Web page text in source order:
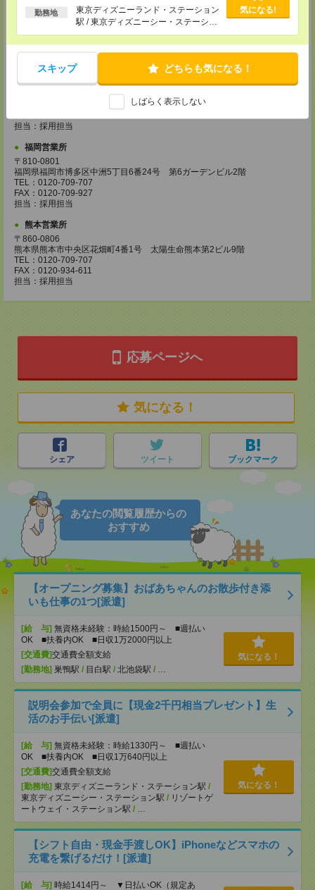
以上
勤務地
東京ディズニーランド・ステーション
駅 / 東京ディズニーシー・ステーショ
ン駅 / リゾートゲートウェイ・ステー
ション駅 / …
気になる!
スキップ どちらも気になる！
しばらく表示しない
〒730-0031
広島県広島市中区紙屋町2丁目1番地22号 広島興銀ビル11階
TEL：0120-709-707
FAX：0120-934-504
松山営業所
〒790-0003
愛媛県松山市三番町7丁目1番地21号 ジブラルタ生命松山ビル8階
担当：採用担当
福岡営業所
〒810-0801
福岡県福岡市博多区中洲5丁目6番24号 第6ガーデンビル2階
TEL：0120-709-707
FAX：0120-709-927
担当：採用担当
熊本営業所
〒860-0806
熊本県熊本市中央区花畑町4番1号 太陽生命熊本第2ビル9階
TEL：0120-709-707
FAX：0120-934-611
担当：採用担当
応募ページへ
気になる！
シェア ツイート ブックマーク
あなたの閲覧履歴からの
おすすめ
【オープニング募集】おばあちゃんのお散歩付き添
いも仕事の1つ[派遣]
[給 与] 無資格未経験：時給1500円～ ■週払い
OK ■扶養内OK ■日収1万2000円以上
[交通費]交通費全額支給
[勤務地] 巣鴨駅 / 目白駅 / 北池袋駅 / …
気になる！
説明会参加で全員に【現金2千円相当プレゼント】生
活のお手伝い[派遣]
[給 与] 無資格未経験：時給1330円～ ■週払い
OK ■扶養内OK ■日収1万640円以上
[交通費]交通費全額支給
[勤務地] 東京ディズニーランド・ステーション駅 /
東京ディズニーシー・ステーション駅 / リゾートゲ
ートウェイ・ステーション駅 / …
気になる！
【シフト自由・現金手渡しOK】iPhoneなどスマホの
充電を繋げるだけ！[派遣]
[給 与] 時給1414円～ ▼日払いOK（規定あ